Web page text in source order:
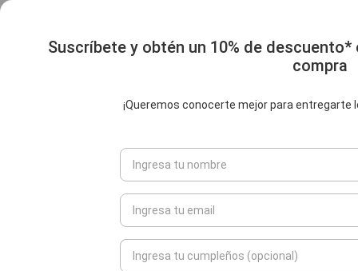
Suscríbete y obtén un 10% de descuento*
compra
¡Queremos conocerte mejor para